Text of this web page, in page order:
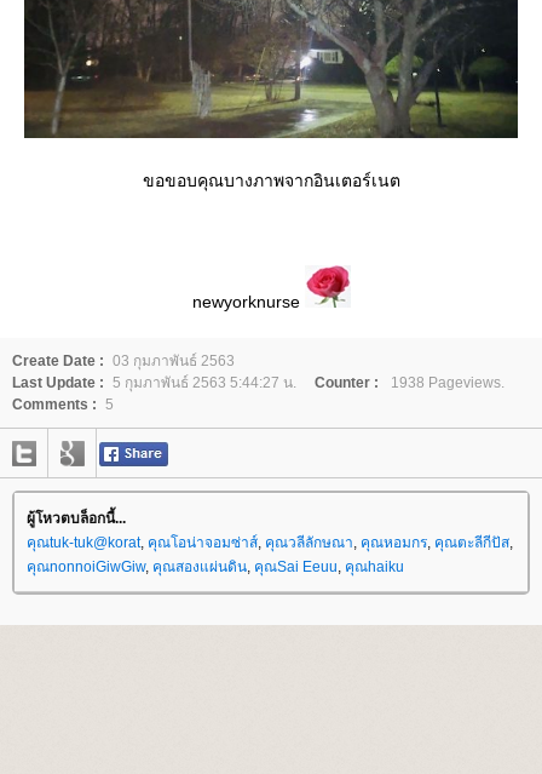
ขอขอบคุณบางภาพจากอินเตอร์เนต
newyorknurse
Create Date : 03 กุมภาพันธ์ 2563
Last Update : 5 กุมภาพันธ์ 2563 5:44:27 น. Counter :
1938 Pageviews.
Comments : 5
ผู้โหวตบล็อกนี้...
คุณtuk-tuk@korat, คุณโอน่าจอมซ่าส์ คุณวลีลักษณา คุณหอมกร คุณตะลีกีปัส
คุณnonnoiGiwGiw, คุณสองแผ่นดิน คุณSai Eeuu คุณhaiku